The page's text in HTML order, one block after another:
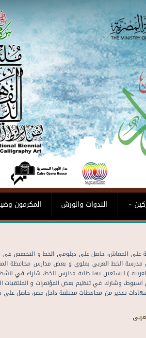
المكرمون الندوات والورش
الخط العربي بملوي و بعض مدارس محافظة
) ليستعين بها طلبة مدارس الخط، شارك في
وشارك في تنظيم بعض المؤتمرات و الملتقيات
تقدير من محافظات مختلفة داخل مصر، حاصل علي